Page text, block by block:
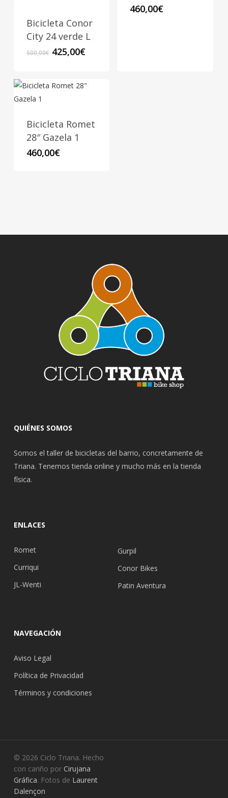
Bicicleta Conor
City 24 verde L
500,00€ El
era:
425,00€El
es:
460,00€
Bicicleta Romet
28″ Gazela 1
460,00€
QUIÉNES SOMOS
Somos el taller de bicicletas del barrio, concretamente de
Triana. Tenemos tienda online y mucho más en la tienda
física.
ENLACES
Romet
Curriqui
JL-Wenti
Gurpil
Conor Bikes
Patin Aventura
NAVEGACIÓN
Aviso Legal
Política de Privacidad
Términos y condiciones
© 2026 Ciclo Triana. Hecho
con cariño por Cirujana
Gráfica. Fotos de Laurent
Dalençon